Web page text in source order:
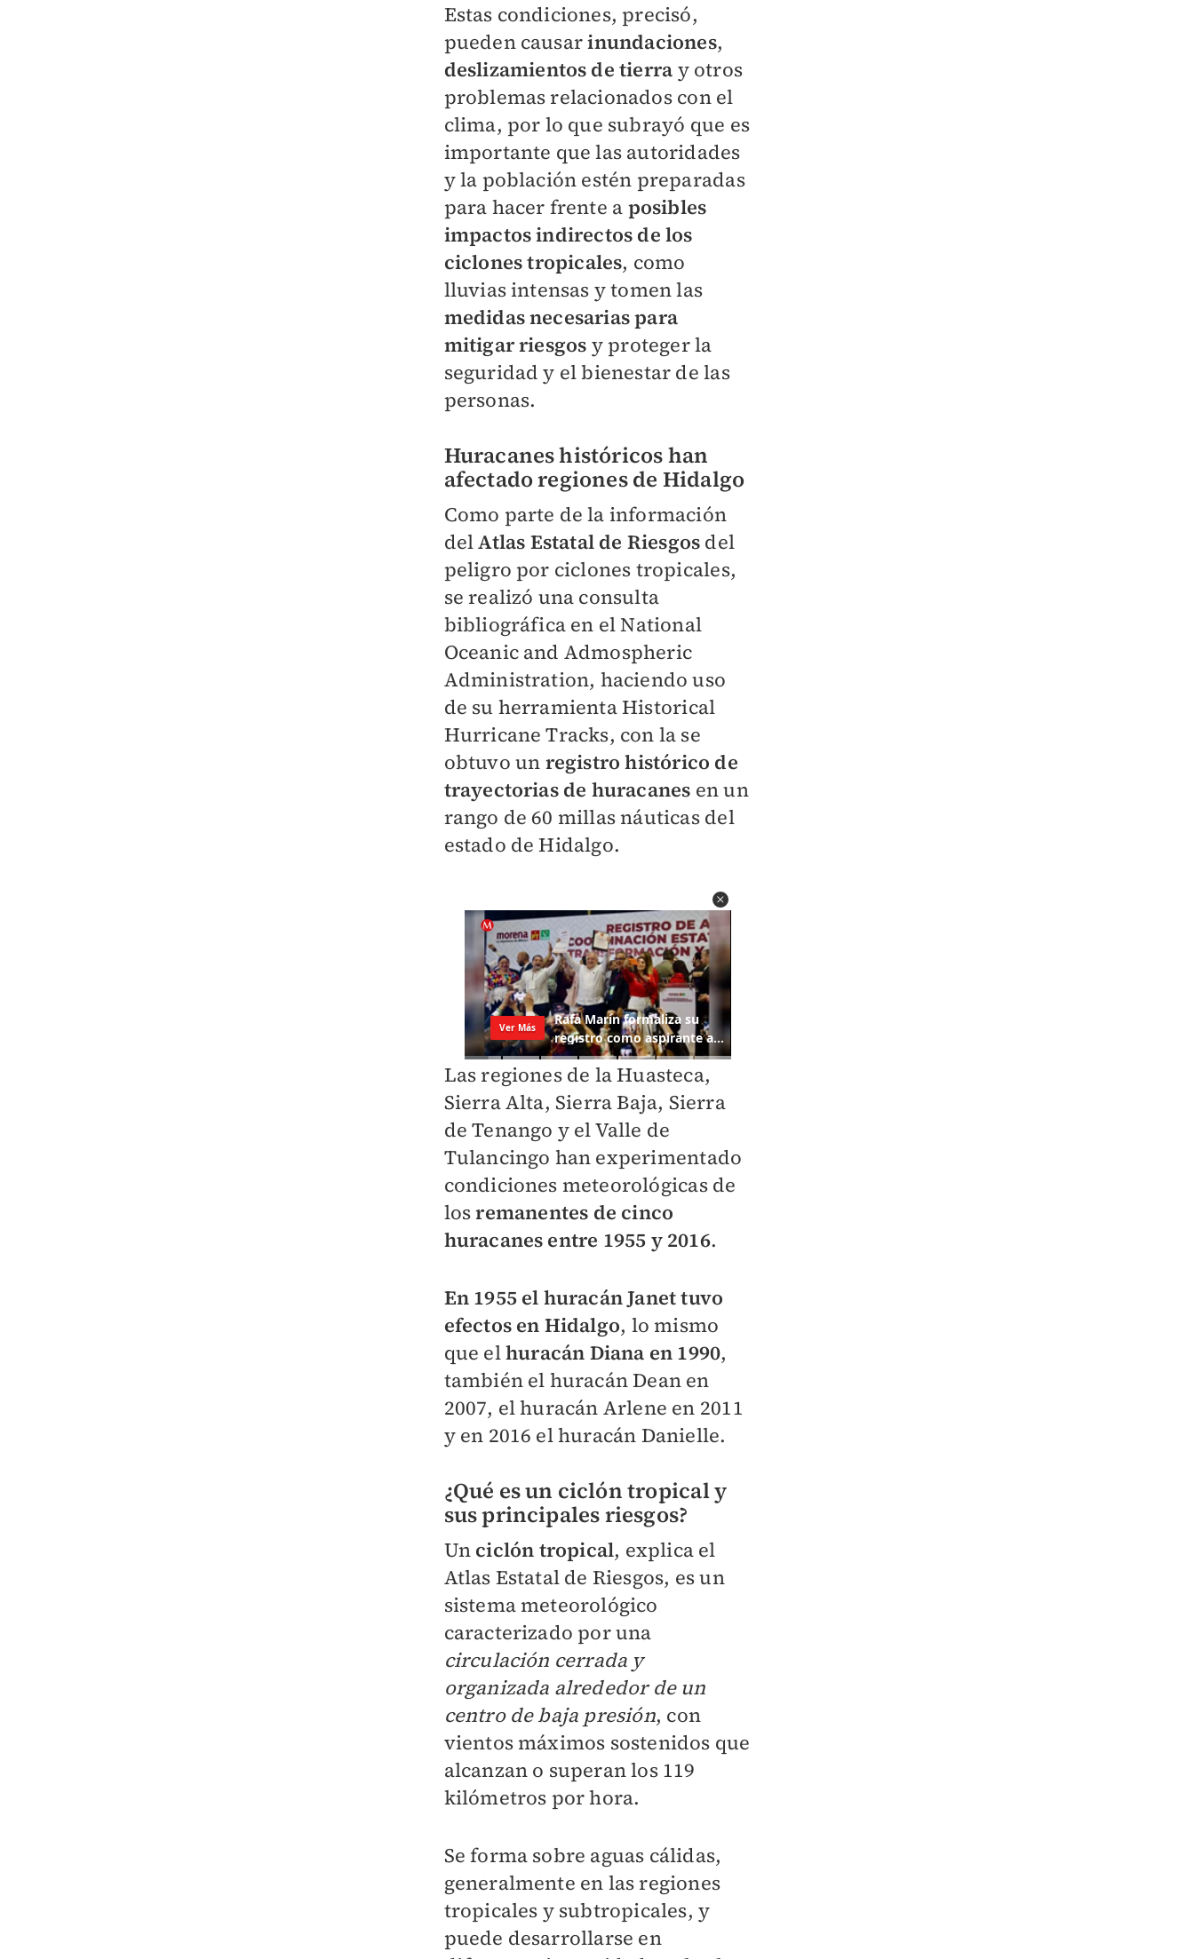
Estas condiciones, precisó,
pueden causarinundaciones,
deslizamientos de tierra y otros
problemas relacionados con el
clima, por lo que subrayó que es
importante que las autoridades
y la población estén preparadas
para hacer frente a posibles
impactos indirectos de los
ciclonestropicales, como
lluvias intensas y tomen las
medidas necesarias para
mitigar riesgos y proteger la
seguridad y el bienestar de las
personas.
Huracanes históricos han
afectado regiones de Hidalgo
Como parte de la información
delAtlas Estatal de Riesgos del
peligro por ciclones tropicales,
se realizó una consulta
bibliográfica en el National
Oceanic and Admospheric
Administration, haciendo uso
de su herramienta Historical
Hurricane Tracks, con la se
obtuvo un registro histórico de
trayectorias de huracanes en un
rango de 60 millas náuticas del
estado de Hidalgo.
Las regiones de la Huasteca,
Sierra Alta, Sierra Baja, Sierra
de Tenango y el Valle de
Tulancingo han experimentado
condiciones meteorológicas de
losremanentes de cinco
huracanes entre 1955 y 2016.
En 1955 el huracán Janet tuvo
efectos en Hidalgo, lo mismo
que elhuracán Diana en 1990,
también el huracán Dean en
2007, el huracán Arlene en 2011
y en 2016 el huracán Danielle.
¿Qué es un ciclón tropical y
sus principales riesgos?
Un ciclón tropical, explica el
Atlas Estatal de Riesgos, es un
sistema meteorológico
caracterizado por una
circulación cerrada y
organizada alrededor de un
centro de baja presión, con
vientos máximos sostenidos que
alcanzan o superan los 119
kilómetros por hora.
Se forma sobre aguas cálidas,
generalmente en las regiones
tropicales y subtropicales, y
puede desarrollarse en